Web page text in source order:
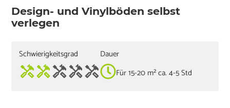
Design- und Vinylböden selbst
verlegen
Schwierigkeitsgrad
Dauer
Für 15-20 m² ca. 4-5 Std